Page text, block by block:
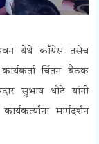
येथे काँग्रेस तसेच
चिंतन बैठक
सुभाष धोटे यांनी
मार्गदर्शन